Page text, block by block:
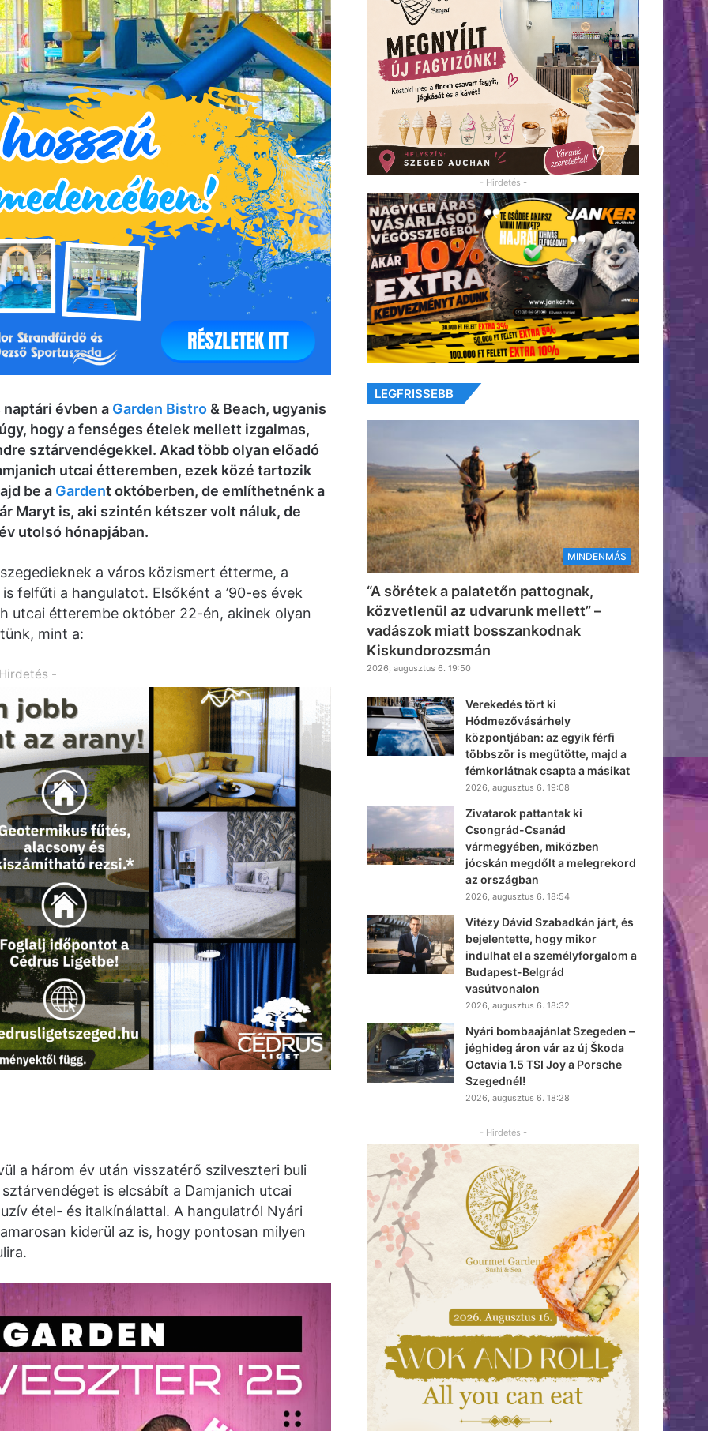
évben a Garden Bistro& Beach, ugyanis
hogy a fenséges ételek mellett izgalmas,
sztárvendégekkel. Akad több olyan előadó
utcai étteremben, ezek közé tartozik
be a Gardent októberben, de említhetnénk a
Maryt is, aki szintén kétszer volt náluk, de
utolsó hónapjában.
a város közismert étterme, a
felfűti a hangulatot. Elsőként a ’90-es évek
utcai étterembe október 22-én, akinek olyan
mint a:
-
a három év után visszatérő szilveszteri buli
is elcsábít a Damjanich utcai
étel- és italkínálattal. A hangulatról Nyári
kiderül az is, hogy pontosan milyen
- Hirdetés -
LEGFRISSEBB
MINDENMÁS
“A sörétek a palatetőn pattognak,
közvetlenül az udvarunk mellett” –
vadászok miatt bosszankodnak
Kiskundorozsmán
2026, augusztus 6. 19:50
Verekedés tört ki
Hódmezővásárhely
központjában: az egyik férfi
többször is megütötte, majd a
fémkorlátnak csapta a másikat
2026, augusztus 6. 19:08
Zivatarok pattantak ki
Csongrád-Csanád
vármegyében, miközben
jócskán megdőlt a melegrekord
az országban
2026, augusztus 6. 18:54
Vitézy Dávid Szabadkán járt, és
bejelentette, hogy mikor
indulhat el a személyforgalom a
Budapest-Belgrád
vasútvonalon
2026, augusztus 6. 18:32
Nyári bombaajánlat Szegeden –
jéghideg áron vár az új Škoda
Octavia 1.5 TSI Joy a Porsche
Szegednél!
2026, augusztus 6. 18:28
- Hirdetés -